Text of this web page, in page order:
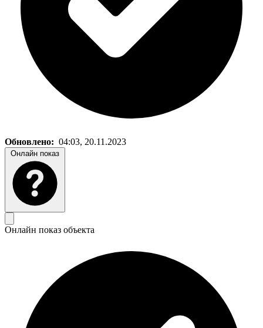
Обновлено: 04:03, 20.11.2023
Онлайн показ
Онлайн показ объекта